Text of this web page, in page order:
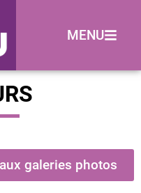
MENU
galeries photos